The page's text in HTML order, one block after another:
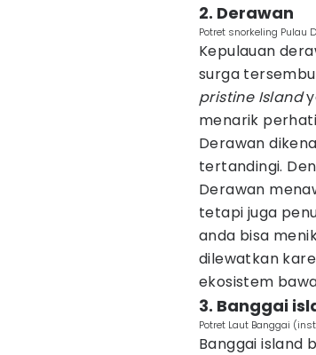
2. Derawan
Potret snorkeling Pulau
Kepulauan
surga
pristine Island
menarik
Derawan
tertandingi.
Derawan
tetapi juga
anda bisa
dilewatkan
ekosistem
3. Banggai
Potret Laut Banggai
Banggai island